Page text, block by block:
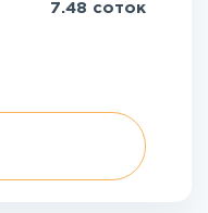
7.48 соток